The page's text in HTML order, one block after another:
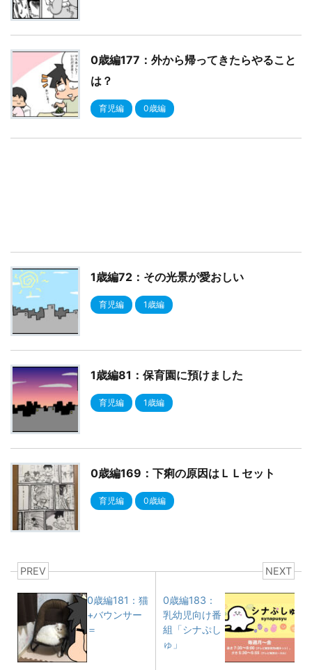
0歳編177：外から帰ってきたらやること
は？
育児編 0歳編
1歳編72：その光景が愛おしい
育児編 1歳編
1歳編81：保育園に預けました
育児編 1歳編
0歳編169：下痢の原因はＬＬセット
育児編 0歳編
PREV
0歳編181：猫
+バウンサー
＝
NEXT
0歳編183：
乳幼児向け番
組「シナぷし
ゅ」